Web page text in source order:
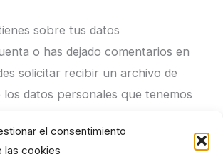
el consentimiento
las cookies
sobre tus datos
o has dejado comentarios en
solicitar recibir un archivo de
datos personales que tenemos
puedes solicitar que
dato personal que tengamos